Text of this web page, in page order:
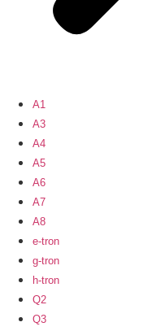
A1
A3
A4
A5
A6
A7
A8
e-tron
g-tron
h-tron
Q2
Q3